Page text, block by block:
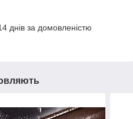
днів за домовленістю